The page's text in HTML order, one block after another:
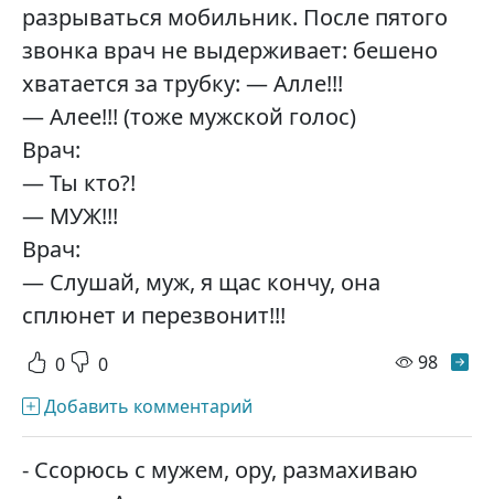
разрываться мобильник. После пятого
звонка врач не выдерживает: бешено
хватается за трубку: — Алле!!!
— Алее!!! (тоже мужской голос)
Врач:
— Ты кто?!
— МУЖ!!!
Врач:
— Слушай, муж, я щас кончу, она
сплюнет и перезвонит!!!
0 0 98
Добавить комментарий
- Ссорюсь с мужем, ору, размахиваю